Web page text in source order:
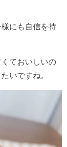
にも自信を持
ておいしいの
いですね。